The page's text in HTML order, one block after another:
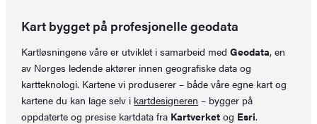
Kart bygget på profesjonelle geodata
Kartløsningene våre er utviklet i samarbeid medGeodata, en
av Norges ledende aktører innen geografiske data og
kartteknologi. Kartene vi produserer – både våre egne kart og
kartene du kan lage selv i kartdesigneren – bygger på
oppdaterte og presise kartdata fra Kartverket og Esri.